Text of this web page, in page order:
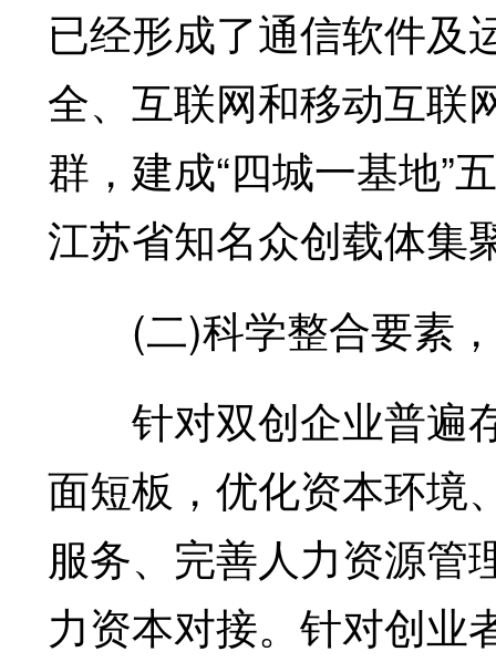
已经形成了通信软件及
全、互联网和移动互联
群，建成“四城一基地”
江苏省知名众创载体集
(二)科学整合要素，
针对双创企业普遍
面短板，优化资本环境
服务、完善人力资源管
力资本对接。针对创业